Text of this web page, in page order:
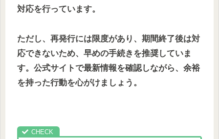
対応を行っています。
ただし、再発行には限度があり、期間終了後は対
応できないため、早めの手続きを推奨していま
す。公式サイトで最新情報を確認しながら、余裕
を持った行動を心がけましょう。